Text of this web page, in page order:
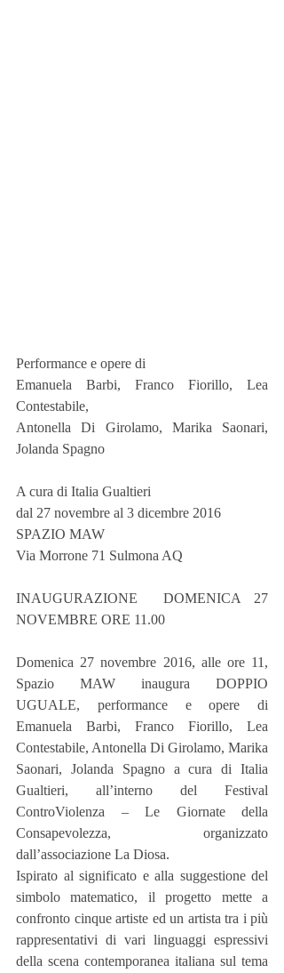
Performance e opere di
Emanuela Barbi, Franco Fiorillo, Lea
Contestabile,
Antonella Di Girolamo, Marika Saonari,
Jolanda Spagno
A cura di Italia Gualtieri
dal 27 novembre al 3 dicembre 2016
SPAZIO MAW
Via Morrone 71 Sulmona AQ
INAUGURAZIONE  DOMENICA 27
NOVEMBRE ORE 11.00
Domenica 27 novembre 2016, alle ore 11,
Spazio MAW inaugura DOPPIO
UGUALE, performance e opere di
Emanuela Barbi, Franco Fiorillo, Lea
Contestabile, Antonella Di Girolamo, Marika
Saonari, Jolanda Spagno a cura di Italia
Gualtieri, all’interno del Festival
ControViolenza – Le Giornate della
Consapevolezza, organizzato
dall’associazione La Diosa.
Ispirato al significato e alla suggestione del
simbolo matematico, il progetto mette a
confronto cinque artiste ed un artista tra i più
rappresentativi di vari linguaggi espressivi
della scena contemporanea italiana sul tema